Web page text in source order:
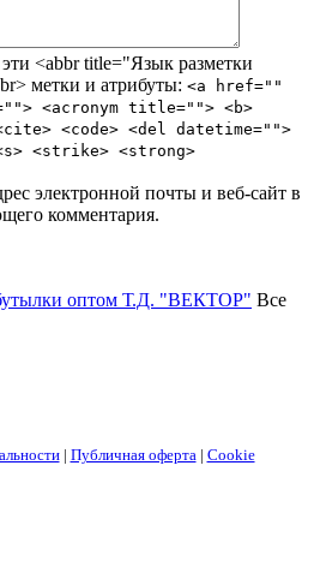
<abbr title="Язык разметки
метки и атрибуты: <a href=""
<acronym title=""> <b>
<code> <del datetime="">
<strike> <strong>
электронной почты и веб-сайт в
комментария.
оптом Т.Д. "ВЕКТОР" Все
| Публичная оферта | Cookie